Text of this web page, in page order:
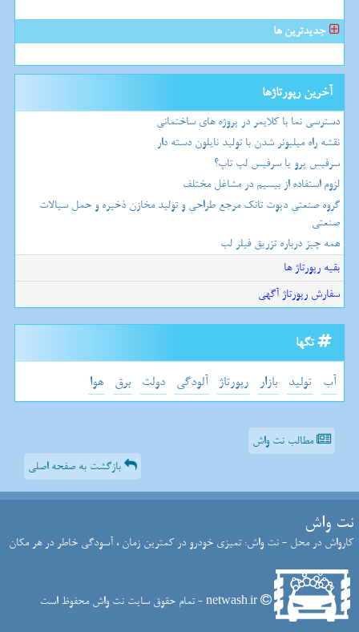
جدیدترین ها
آخرین رپورتاژها
دسترسی نما با کلایمر در پروژه های ساختمانی
نقشه راه میلیونر شدن با تولید نایلون دسته دار
سرفیس پرو یا سرفیس لپ تاپ؟
لزوم استفاده از بیسیم در مشاغل مختلف
گروه صنعتی دپوت تانک مرجع طراحی و تولید مخازن ذخیره و حمل سیالات
صنعتی
همه چیز درباره تزریق فیلر لب
بقیه رپورتاژ ها
سفارش رپورتاژ آگهی
تگها
آب تولید بازار رپورتاژ آلودگی دولت برق هوا
مطالب نت واش
بازگشت به صفحه اصلی
نت واش
کارواش در محل - نت واش: تمیزی خودرو در کمترین زمان ، آسودگی خاطر در هر مکان
netwash.ir - تمام حقوق سایت نت واش محفوظ است